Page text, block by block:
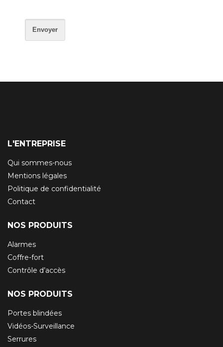
L'ENTREPRISE
Qui sommes-nous
Mentions légales
Politique de confidentialité
Contact
NOS PRODUITS
Alarmes
Coffre-fort
Contrôle d’accès
NOS PRODUITS
Portes blindées
Vidéos-Surveillance
Serrures